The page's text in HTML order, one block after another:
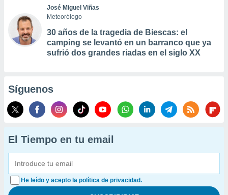
José Miguel Viñas
Meteorólogo
30 años de la tragedia de Biescas: el
camping se levantó en un barranco que ya
sufrió dos grandes riadas en el siglo XX
Síguenos
El Tiempo en tu email
He leído y acepto la política de privacidad.